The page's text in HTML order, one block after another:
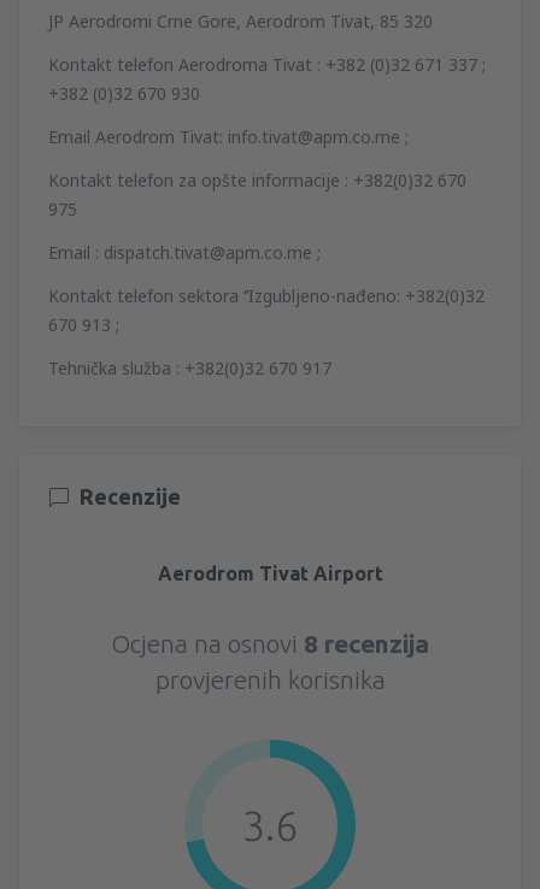
JP Aerodromi Crne Gore, Aerodrom Tivat, 85 320
Kontakt telefon Aerodroma Tivat : +382 (0)32 671 337 ;
+382 (0)32 670 930
Email Aerodrom Tivat: info.tivat@apm.co.me ;
Kontakt telefon za opšte informacije : +382(0)32 670
975
Email : dispatch.tivat@apm.co.me ;
Kontakt telefon sektora ‘’Izgubljeno-nađeno: +382(0)32
670 913 ;
Tehnička služba : +382(0)32 670 917
Recenzije
Aerodrom Tivat Airport
Ocjena na osnovi 8 recenzija
provjerenih korisnika
3.6